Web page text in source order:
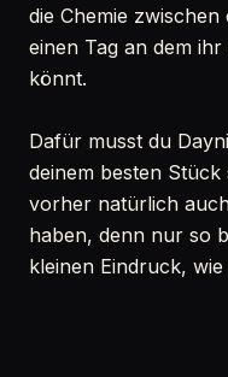
die Chemie
einen Tag an dem
könnt.
Dafür musst du
deinem besten
vorher natürlich
haben, denn nur so
kleinen Eindruck,